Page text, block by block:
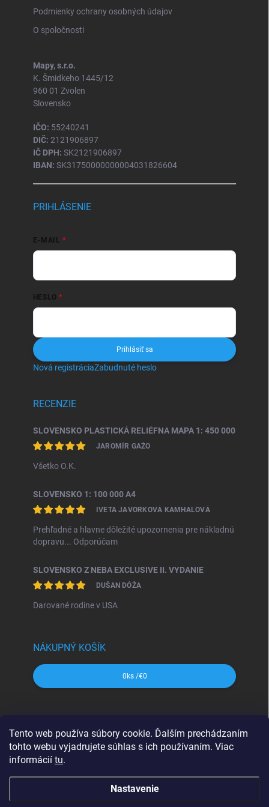
Tento web používa súbory cookie. Ďalším prechádzaním
tohto webu vyjadrujete súhlas s ich používaním. Viac
informácií tu.
Nastavenie
Podmienky ochrany osobných údajov
O spoločnosti
Mapy, s.r.o.
K. Šmidkeho 1445/12
960 01 Zvolen
Slovensko
IČO: 55240241
DIČ: 2121906897
IČ DPH: SK2121906897
IBAN: SK31750000000004031826604
PRIHLÁSENIE
E-MAIL
HESLO
Prihlásiť sa
Nová registráciaZabudnuté heslo
RECENZIE
SLOVENSKO PLASTICKÁ RELIÉFNA MAPA 1: 450 000
JAROMÍR GAŽO
Všetko O.K.
SLOVENSKO 1: 100 000 A4
IVETA JAVORKOVÁ KAMHALOVÁ
Prehľadné a hlavne dôležité upozornenia pre nákladnú
dopravu... Odporúčam
SLOVENSKO Z NEBA EXCLUSIVE II. VYDANIE
DUŠAN DÓŽA
Darované rodine v USA
NÁKUPNÝ KOŠÍK
0 ks /€0
VKÚ Harmanec
CBS Slovensko